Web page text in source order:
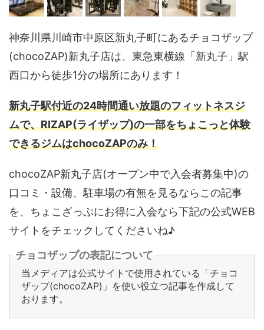
神奈川県川崎市中原区新丸子町にあるチョコザップ
(chocoZAP)新丸子店は、東急東横線「新丸子」駅
西口から徒歩1分の場所にあります！
新丸子駅付近の24時間通い放題のフィットネスジ
ムで、RIZAP(ライザップ)の一部をちょこっと体験
できるジムはchocoZAPのみ！
chocoZAP新丸子店(オープン中で入会者募集中)の
口コミ・設備、駐車場の有無を見るならこの記事
を、ちょこざっぷにお得に入会なら下記の公式WEB
サイトをチェックしてくださいね♪
チョコザップの表記について
当メディアは公式サイトで使用されている「チョコ
ザップ(chocoZAP)」を使い役立つ記事を作成して
おります。